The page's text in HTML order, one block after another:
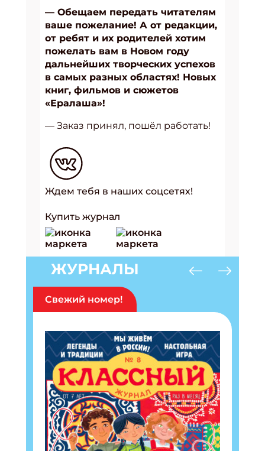
— Обещаем передать читателям
ваше пожелание! А от редакции,
от ребят и их родителей хотим
пожелать вам в Новом году
дальнейших творческих успехов
в самых разных областях! Новых
книг, фильмов и сюжетов
«Ералаша»!
— Заказ принял, пошёл работать!
Ждем тебя в наших соцсетях!
Купить журнал
ЖУРНАЛЫ
Свежий номер!